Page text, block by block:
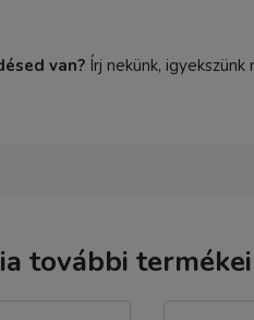
van? Írj nekünk,
további termékei